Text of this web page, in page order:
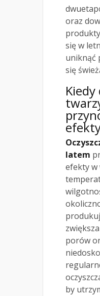
oraz
się w
uniknąć
się
Kiedy
latem
efekty w
porów
by